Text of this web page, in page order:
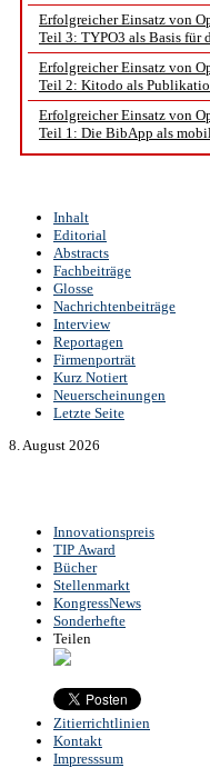
Erfolgreicher Einsatz von
Teil 3: TYPO3 als Basis für
Erfolgreicher Einsatz von
Teil 2: Kitodo als
Erfolgreicher Einsatz von
Teil 1: Die BibApp als
Inhalt
Editorial
Abstracts
Fachbeiträge
Glosse
Nachrichtenbeiträge
Interview
Reportagen
Firmenporträt
Kurz Notiert
Neuerscheinungen
Letzte Seite
8. August 2026
Innovationspreis
TIP Award
Bücher
Stellenmarkt
KongressNews
Sonderhefte
Teilen
Zitierrichtlinien
Kontakt
Impresssum